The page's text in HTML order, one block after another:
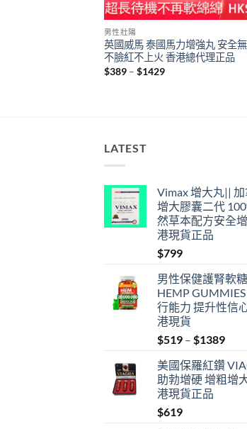
男性壯陽
英國威馬 泰國馬力增強丸 安全
不臉紅不上火 香港總代理正品
$389 – $1429Price
LATEST
Vimax 增大丸||
增大膠囊二代
然草本配方安全
港現貨正品
$799
男性保健護腎軟糖
HEMP
行能力 提升性信
港現貨
$519 – $1389Price
美國保羅紅鑽
助勃增硬 增粗增
港現貨正品
$619